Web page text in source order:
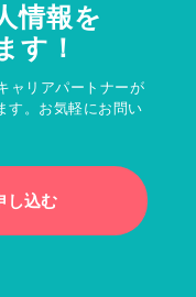
情報を
す！
ャリアパートナーが
す。お気軽にお問い
し込む